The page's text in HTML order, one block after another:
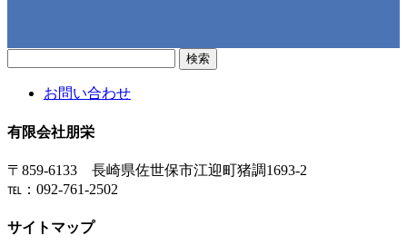
お問い合わせ
有限会社朋栄
〒859-6133 長崎県佐世保市江迎町猪調1693-2
℡：092-761-2502
サイトマップ